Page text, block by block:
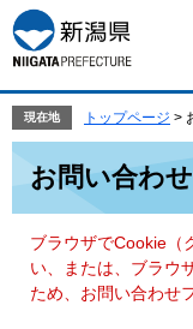
ー
ジ
の
頭
す。
ニ
ュ
ー
飛
て
現在地 トップページ >
お問い合わせ
ブラウザでCookie（
い、または、ブラウ
ため、お問い合わせ